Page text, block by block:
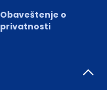
Obaveštenje o
privatnosti